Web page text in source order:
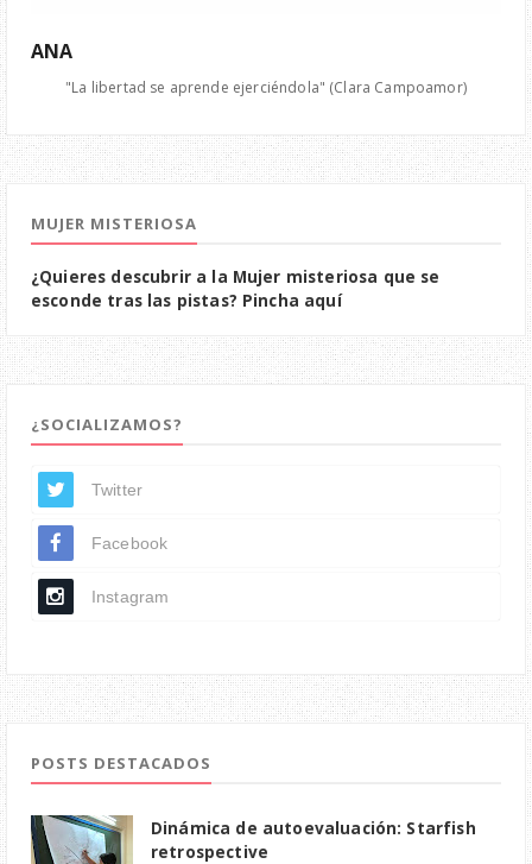
ANA
"La libertad se aprende ejerciéndola" (Clara Campoamor)
MUJER MISTERIOSA
¿Quieres descubrir a la Mujer misteriosa que se
esconde tras las pistas? Pincha aquí
¿SOCIALIZAMOS?
Twitter
Facebook
Instagram
POSTS DESTACADOS
Dinámica de autoevaluación: Starfish
retrospective